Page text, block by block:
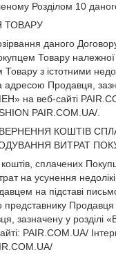
Розділом 10
ТОВАРУ
даного
Товару належної
Товару з істотними
адресою Продавця,
на веб-сайті
PAIR.COM.UA/.
КОШТІВ
ВИТРАТ
сплачених
на усунення
на підставі
представнику
зазначену у розділі
PAIR.COM.UA/